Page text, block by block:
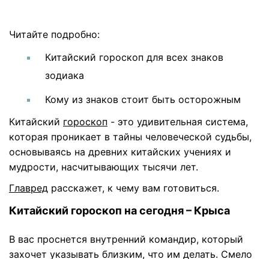
Читайте подробно:
Китайский гороскоп для всех знаков
зодиака
Кому из знаков стоит быть осторожным
Китайский гороскоп - это удивительная система,
которая проникает в тайны человеческой судьбы,
основываясь на древних китайских учениях и
мудрости, насчитывающих тысячи лет.
Главред расскажет, к чему вам готовиться.
Китайский гороскоп на сегодня – Крыса
В вас проснется внутренний командир, который
захочет указывать близким, что им делать. Смело